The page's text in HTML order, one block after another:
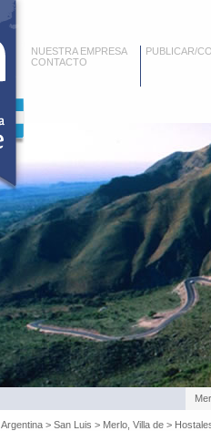
NUESTRA EMPRESA
CONTACTO
PUBLICAR/
Argentina > San Luis > Merlo, Villa de >